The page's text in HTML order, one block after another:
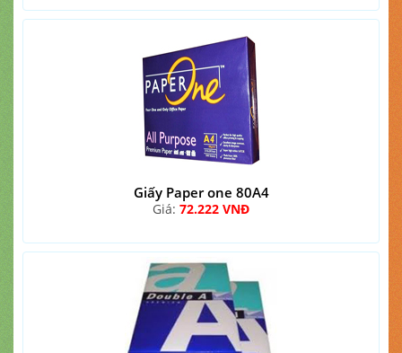
Giấy Paper one 80A4
Giá: 72.222 VNĐ